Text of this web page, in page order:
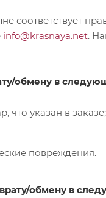
соответствует
info@krasnaya.net.
обмену в
что указан в заказе;
повреждения.
обмену в